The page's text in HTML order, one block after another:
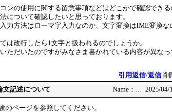
ンの使用に関する留意事項などはどこかで確認できる
について確認したいと思っております。
力方法はローマ字入力なのか、文字変換はIME変換
は改行したら1文字と扱われるのでしょうか。
ただいたのですがみなさま書かれている内容が異なっ
引用返信/返信 削
記述について Name：... 2025/04/
のページを参照してください。